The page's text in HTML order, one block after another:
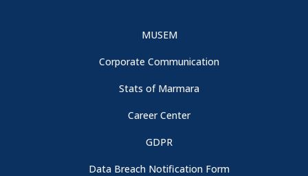
MUSEM
Corporate Communication
Stats of Marmara
Career Center
GDPR
Data Breach Notification Form